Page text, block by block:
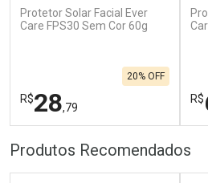
Protetor Solar Facial Ever
Care FPS30 Sem Cor 60g
R$28,79
20% OFF
R$
Produtos Recomendados